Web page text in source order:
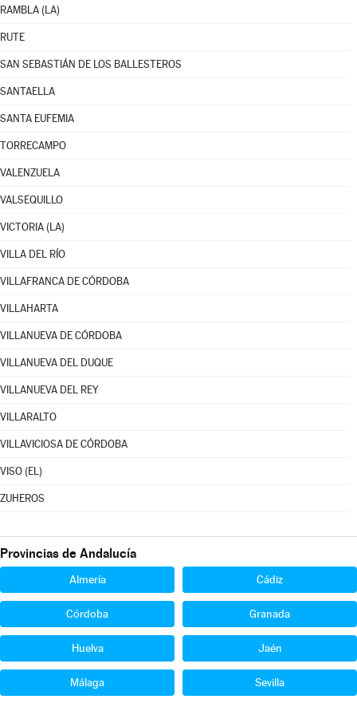
RAMBLA (LA)
RUTE
SAN SEBASTIÁN DE LOS BALLESTEROS
SANTAELLA
SANTA EUFEMIA
TORRECAMPO
VALENZUELA
VALSEQUILLO
VICTORIA (LA)
VILLA DEL RÍO
VILLAFRANCA DE CÓRDOBA
VILLAHARTA
VILLANUEVA DE CÓRDOBA
VILLANUEVA DEL DUQUE
VILLANUEVA DEL REY
VILLARALTO
VILLAVICIOSA DE CÓRDOBA
VISO (EL)
ZUHEROS
Provincias de Andalucía
Almería Cádiz
Córdoba Granada
Huelva Jaén
Málaga Sevilla